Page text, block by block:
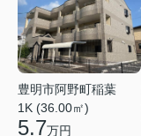
豊明市阿野町稲葉
1K (36.00㎡)
5.7万円